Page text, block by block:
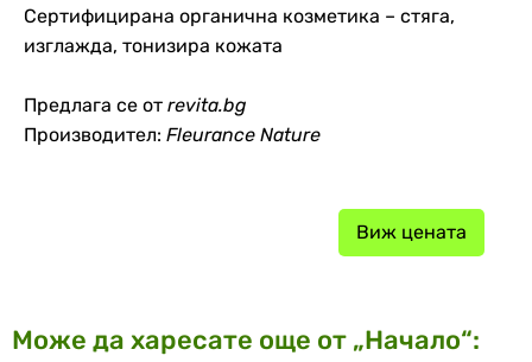
Сертифицирана органична козметика – стяга,
изглажда, тонизира кожата
Предлага се от revita.bg
Производител: Fleurance Nature
Виж цената
Може да харесате още от „Начало“: